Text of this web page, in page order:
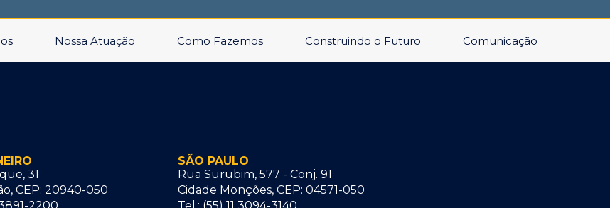
Nossa Atuação Como Fazemos Construindo o Futuro Comunicação
31
CEP: 20940-050
SÃO PAULO
Rua Surubim, 577 - Conj. 91
Cidade Monções, CEP: 04571-050